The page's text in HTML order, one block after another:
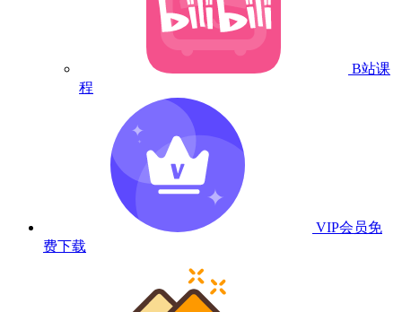
B站课
程
VIP会员免
费下载